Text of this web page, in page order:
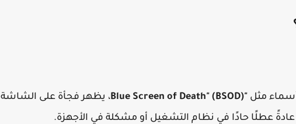
مثل "Blue Screen of Death" (BSOD)
، يظهر فجأة على الشاشة
عادةً عطلًا حادًا في نظام التشغيل أو مشكلة في الأجهزة.